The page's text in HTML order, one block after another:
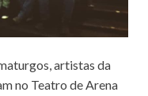
artistas da
no Teatro de Arena